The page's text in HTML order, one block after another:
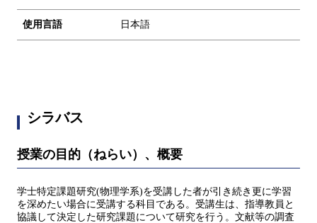
使用言語 日本語
シラバス
授業の目的（ねらい）、概要
学士特定課題研究(物理学系)を受講した者が引き続き更に学習
を深めたい場合に受講する科目である。受講生は、指導教員と
協議して決定した研究課題について研究を行う。文献等の調査